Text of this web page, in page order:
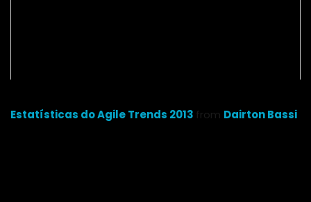
Estatísticas do Agile Trends 2013 from Dairton Bassi